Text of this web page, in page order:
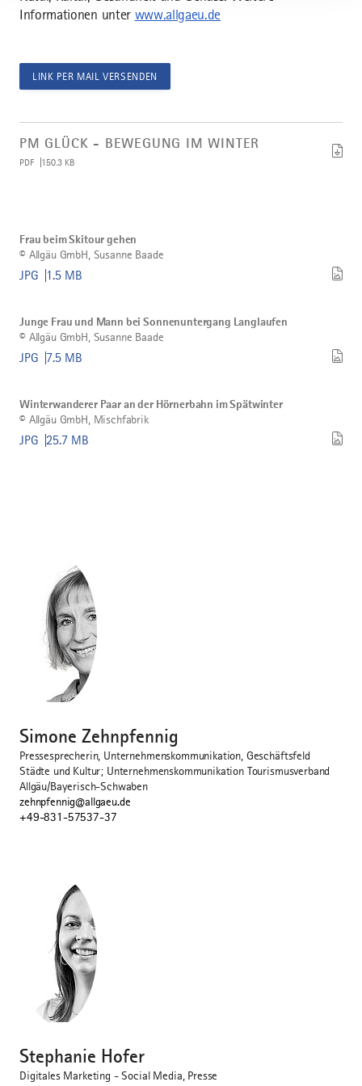
Informationen unter www.allgaeu.de
LINK PER MAIL VERSENDEN
PM GLÜCK - BEWEGUNG IM WINTER
PDF 150.3 KB
PM
-
Frau beim Skitour gehen
©Allgäu GmbH, Susanne Baade
JPG 1.5 MB
beim
Skitour
gehen
herunterladen
Junge Frau und Mann bei Sonnenuntergang Langlaufen
©Allgäu GmbH, Susanne Baade
JPG 7.5 MB
Frau
und
Mann
bei
herunterladen
Winterwanderer Paar an der Hörnerbahn im Spätwinter
©Allgäu GmbH, Mischfabrik
JPG 25.7 MB
Paar
an
der
Hörnerbahn
Simone Zehnpfennig
Pressesprecherin, Unternehmenskommunikation, Geschäftsfeld
Städte und Kultur; Unternehmenskommunikation Tourismusverband
Allgäu/Bayerisch-Schwaben
zehnpfennig@allgaeu.de
+49-831-57537-37
Stephanie Hofer
Digitales Marketing - Social Media, Presse